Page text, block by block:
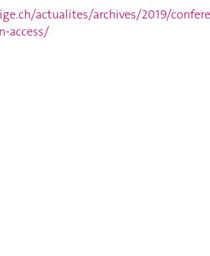
actualites/archives/2019/
access/